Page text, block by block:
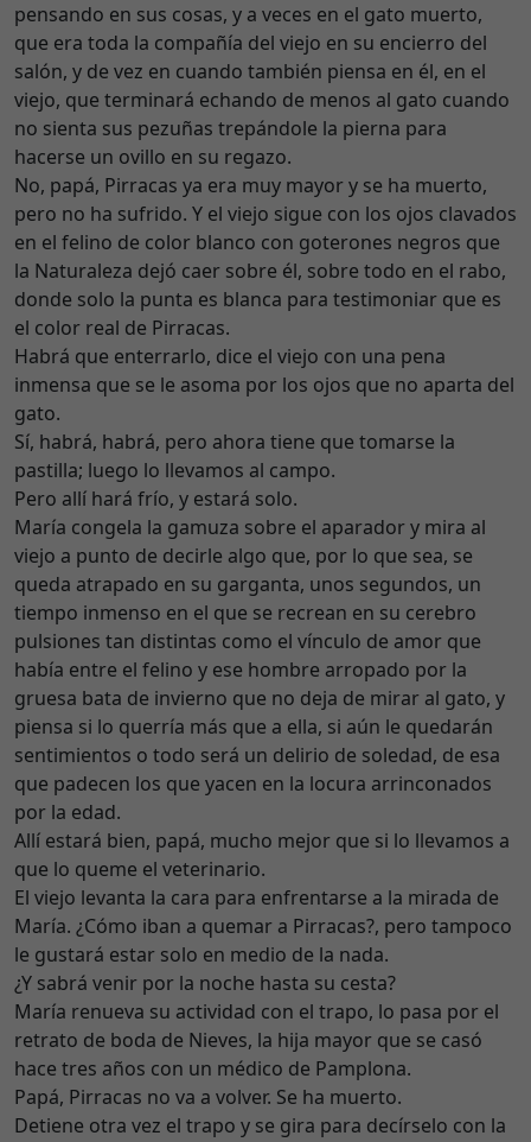
pensando en sus cosas, y a veces en el gato muerto,
que era toda la compañía del viejo en su encierro del
salón, y de vez en cuando también piensa en él, en el
viejo, que terminará echando de menos al gato cuando
no sienta sus pezuñas trepándole la pierna para
hacerse un ovillo en su regazo.
No, papá, Pirracas ya era muy mayor y se ha muerto,
pero no ha sufrido. Y el viejo sigue con los ojos clavados
en el felino de color blanco con goterones negros que
la Naturaleza dejó caer sobre él, sobre todo en el rabo,
donde solo la punta es blanca para testimoniar que es
el color real de Pirracas.
Habrá que enterrarlo, dice el viejo con una pena
inmensa que se le asoma por los ojos que no aparta del
gato.
Sí, habrá, habrá, pero ahora tiene que tomarse la
pastilla; luego lo llevamos al campo.
Pero allí hará frío, y estará solo.
María congela la gamuza sobre el aparador y mira al
viejo a punto de decirle algo que, por lo que sea, se
queda atrapado en su garganta, unos segundos, un
tiempo inmenso en el que se recrean en su cerebro
pulsiones tan distintas como el vínculo de amor que
había entre el felino y ese hombre arropado por la
gruesa bata de invierno que no deja de mirar al gato, y
piensa si lo querría más que a ella, si aún le quedarán
sentimientos o todo será un delirio de soledad, de esa
que padecen los que yacen en la locura arrinconados
por la edad.
Allí estará bien, papá, mucho mejor que si lo llevamos a
que lo queme el veterinario.
El viejo levanta la cara para enfrentarse a la mirada de
María. ¿Cómo iban a quemar a Pirracas?, pero tampoco
le gustará estar solo en medio de la nada.
¿Y sabrá venir por la noche hasta su cesta?
María renueva su actividad con el trapo, lo pasa por el
retrato de boda de Nieves, la hija mayor que se casó
hace tres años con un médico de Pamplona.
Papá, Pirracas no va a volver. Se ha muerto.
Detiene otra vez el trapo y se gira para decírselo con la